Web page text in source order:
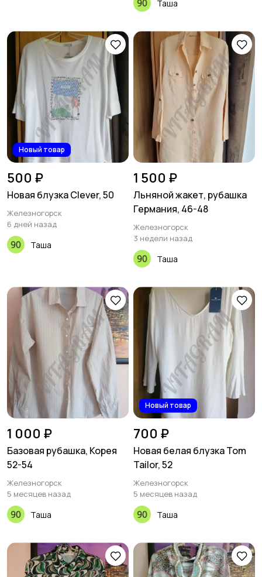
Таша
Новый товар
500 ₽
Новая блузка Clever, 50
Железногорск
6 дней назад
Таша
1 500 ₽
Льняной жакет, рубашка
Германия, 46-48
Железногорск
3 недели назад
Таша
1 000 ₽
Базовая рубашка, Корея
52-54
Железногорск
5 месяцев назад
Таша
Новый товар
700 ₽
Новая белая блузка Tom
Tailor, 52
Железногорск
5 месяцев назад
Таша